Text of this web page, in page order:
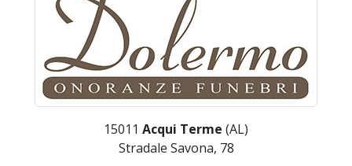
15011 Acqui Terme (AL)
Stradale Savona, 78